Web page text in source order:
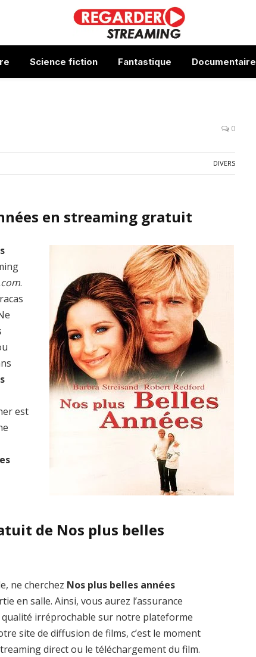
Science fiction Fantastique Documentaire
0
DIVERS
en streaming gratuit
.
est
de Nos plus belles
ne cherchez Nos plus belles années
en salle. Ainsi, vous aurez l’assurance
qualité irréprochable sur notre plateforme
site de diffusion de films, c’est le moment
direct ou le téléchargement du film.
Zenon: Girl of
the 21st Century
streaming VF HD
La Légende des
1000 dragons
streaming VF HD